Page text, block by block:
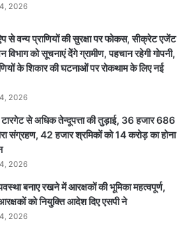
2026
से वन्य प्राणियों की सुरक्षा पर फोकस, सीक्रेट एजेंट
विभाग को सूचनाएं देेंगे ग्रामीण, पहचान रहेगी गोपनी,
के शिकार की घटनाओं पर रोकथाम के लिए नई
2026
से अधिक तेन्दूपत्ता की तुड़ाई, 36 हजार 686
संग्रहण, 42 हजार श्रमिकों को 14 करोड़ का होना
2026
बनाए रखने में आरक्षकों की भूमिका महत्वपूर्ण,
को नियुक्ति आदेश दिए एसपी ने
2026